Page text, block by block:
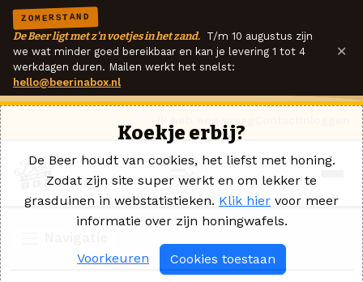
ZOMERSTAND
De Beer ligt met z'n voetjes in het zand. T/m 10 augustus zijn
we wat minder goed bereikbaar en kan je levering 1 tot 4
werkdagen duren. Mailen werkt het snelst:
hello@beerinabox.nl
×
Koekje erbij?
De Beer houdt van cookies, het liefst met honing.
Zodat zijn site super werkt en om lekker te
grasduinen in webstatistieken. Klik hier voor meer
informatie over zijn honingwafels.
Voorkeuren Cookies toestaan